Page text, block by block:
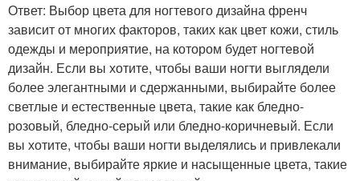
Ответ: Выбор цвета для ногтевого дизайна френч
зависит от многих факторов, таких как цвет кожи, стиль
одежды и мероприятие, на котором будет ногтевой
дизайн. Если вы хотите, чтобы ваши ногти выглядели
более элегантными и сдержанными, выбирайте более
светлые и естественные цвета, такие как бледно-
розовый, бледно-серый или бледно-коричневый. Если
вы хотите, чтобы ваши ногти выделялись и привлекали
внимание, выбирайте яркие и насыщенные цвета, такие